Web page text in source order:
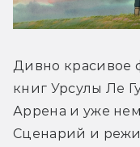
Дивно красивое
книг Урсулы Ле
Аррена и уже
Сценарий и